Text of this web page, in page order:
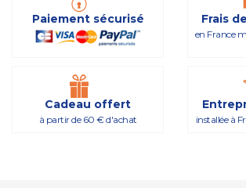
Paiement sécurisé Frais
en France
Cadeau offert
à partir de 60 € d'achat installée à